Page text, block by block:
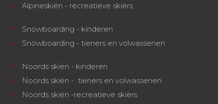
Alpineskiën - recreatieve skiërs
Snowboarding - kinderen
Snowboarding - tieners en volwassenen
Noords skiën - kinderen
Noords skiën - tieners en volwassenen
Noords skiën -recreatieve skiërs